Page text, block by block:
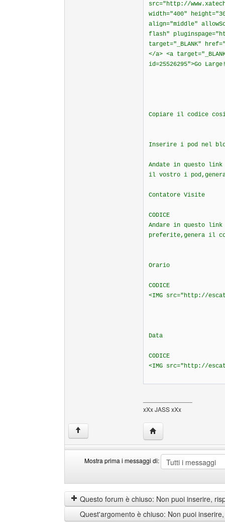
src="http://
width="400"
align="middle"
flash"
target="_BLANK"
</a> <a
id=25526295">Go
Copiare il codice
Inserire i pod nel
Andate in questo link
il vostro i
Contatore Visite
CODICE
Andare in questo
preferite,genera il
Orario
CODICE
<IMG src="http://
Data
CODICE
<IMG src="http://
xXx JASS xXx
↑ HomePage: pncjass
Mostra prima i messaggi di:
prima
i
messaggi
di
by
Questo forum è chiuso: Non puoi inserire,
Quest'argomento è chiuso: Non puoi